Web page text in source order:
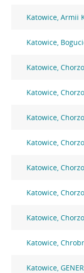
Katowice, Armii
Katowice,
Katowice,
Katowice,
Katowice,
Katowice,
Katowice,
Katowice,
Katowice,
Katowice,
Katowice,